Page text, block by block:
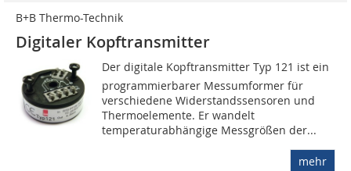
B+B Thermo-Technik
Digitaler Kopftransmitter
Der digitale Kopftransmitter Typ 121 ist ein
programmierbarer Messumformer für
verschiedene Widerstandssensoren und
Thermoelemente. Er wandelt
temperaturabhängige Messgrößen der...
mehr